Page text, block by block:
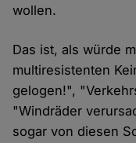
wollen.
Das ist, als würde
multiresistenten
gelogen!",
"Windräder
sogar von diesen